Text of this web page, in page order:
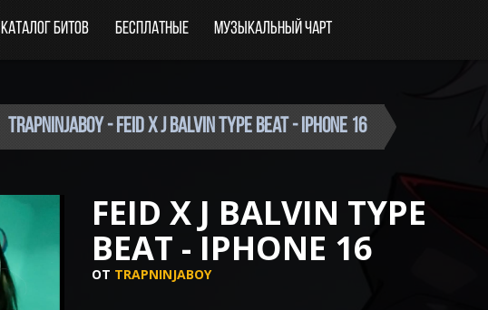
Каталог битов Бесплатные Музыкальный чарт
TrapNinjaBoy - Feid x J Balvin Type Beat - iPhone 16
FEID X J BALVIN TYPE
BEAT - IPHONE 16
ОТ TRAPNINJABOY